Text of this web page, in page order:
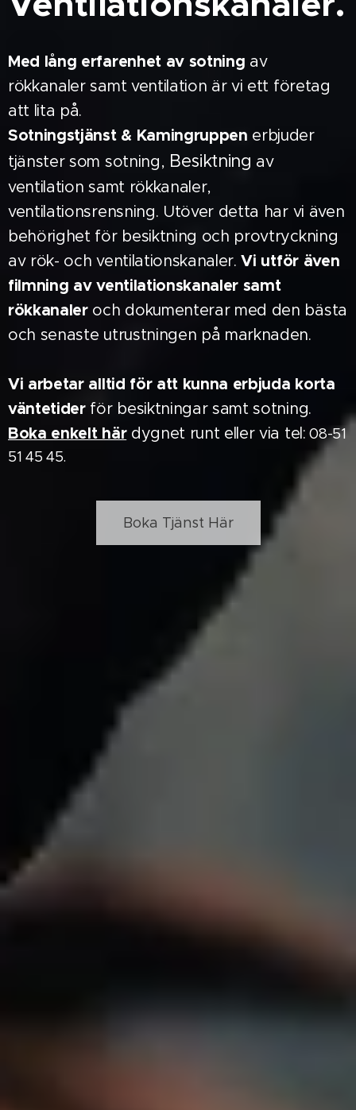
Med lång erfarenhet av sotning av
rökkanaler samt ventilation är vi ett företag
att lita på.
Sotningstjänst & Kamingruppen erbjuder
tjänster som sotning, Besiktning av
ventilation samt rökkanaler,
ventilationsrensning. Utöver detta har vi även
behörighet för besiktning och provtryckning
av rök- och ventilationskanaler.Vi utför även
filmning av ventilationskanaler samt
rökkanaleroch dokumenterar med den bästa
och senaste utrustningen på marknaden.
Vi arbetar alltid för att kunna erbjuda korta
väntetider för besiktningar samt sotning.
Boka enkelt härdygnet runt eller via tel: 08-51
51 45 45.
Boka Tjänst Här